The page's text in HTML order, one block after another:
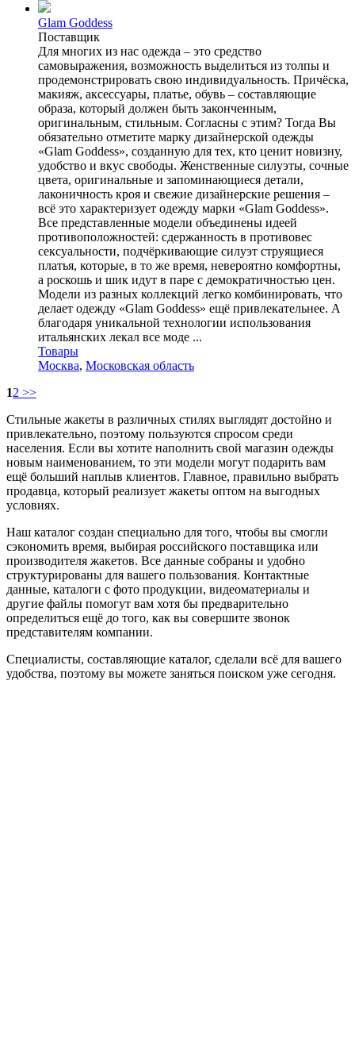
Glam Goddess
Поставщик
Для многих из нас одежда – это средство
самовыражения, возможность выделиться из толпы и
продемонстрировать свою индивидуальность. Причёска,
макияж, аксессуары, платье, обувь – составляющие
образа, который должен быть законченным,
оригинальным, стильным. Согласны с этим? Тогда Вы
обязательно отметите марку дизайнерской одежды
«Glam Goddess», созданную для тех, кто ценит новизну,
удобство и вкус свободы. Женственные силуэты, сочные
цвета, оригинальные и запоминающиеся детали,
лаконичность кроя и свежие дизайнерские решения –
всё это характеризует одежду марки «Glam Goddess».
Все представленные модели объединены идеей
противоположностей: сдержанность в противовес
сексуальности, подчёркивающие силуэт струящиеся
платья, которые, в то же время, невероятно комфортны,
а роскошь и шик идут в паре с демократичностью цен.
Модели из разных коллекций легко комбинировать, что
делает одежду «Glam Goddess» ещё привлекательнее. А
благодаря уникальной технологии использования
итальянских лекал все моде ...
Товары
Москва, Московская область
12 >>
Стильные жакеты в различных стилях выглядят достойно и
привлекательно, поэтому пользуются спросом среди
населения. Если вы хотите наполнить свой магазин одежды
новым наименованием, то эти модели могут подарить вам
ещё больший наплыв клиентов. Главное, правильно выбрать
продавца, который реализует жакеты оптом на выгодных
условиях.
Наш каталог создан специально для того, чтобы вы смогли
сэкономить время, выбирая российского поставщика или
производителя жакетов. Все данные собраны и удобно
структурированы для вашего пользования. Контактные
данные, каталоги с фото продукции, видеоматериалы и
другие файлы помогут вам хотя бы предварительно
определиться ещё до того, как вы совершите звонок
представителям компании.
Специалисты, составляющие каталог, сделали всё для вашего
удобства, поэтому вы можете заняться поиском уже сегодня.